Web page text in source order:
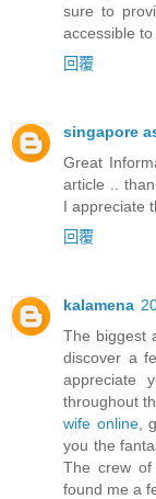
sure to
accessible
回覆
singapore
Great
article ..
I appreciate
回覆
kalamena
The biggest
discover a
appreciate
throughout
wife online,
you the
The crew of
found me a